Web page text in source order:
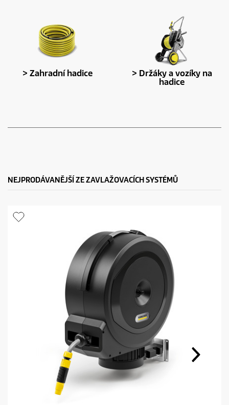
> Zahradní hadice
> Držáky a vozíky na
hadice
NEJPRODÁVANĚJŠÍ ZE ZAVLAŽOVACÍCH SYSTÉMŮ